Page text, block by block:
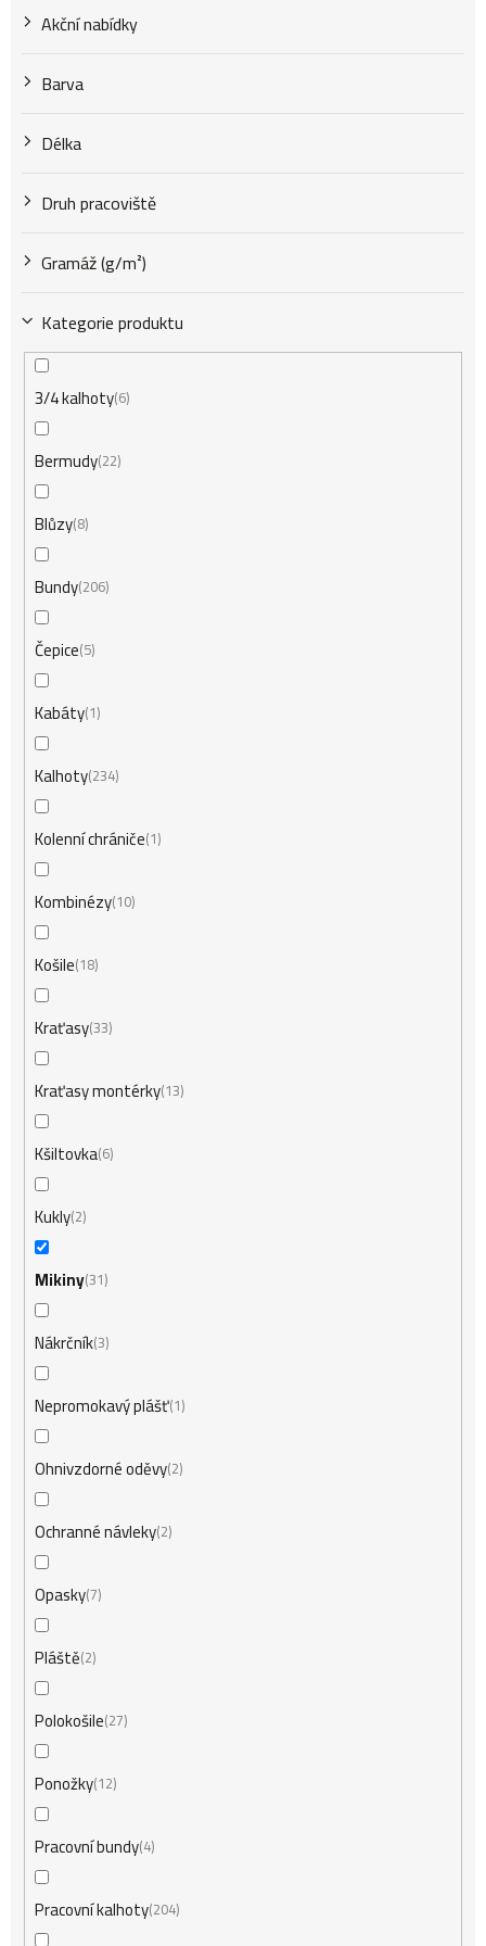
k
ů
Akční nabídky
Barva
Délka
Druh pracoviště
Gramáž (g/m²)
Kategorie produktu
3/4 kalhoty 6
Bermudy 22
Blůzy 8
Bundy 206
Čepice 5
Kabáty 1
Kalhoty 234
Kolenní chrániče 1
Kombinézy 10
Košile 18
Kraťasy33
Kraťasy montérky 13
Kšiltovka 6
Kukly 2
Mikiny31
Nákrčník3
Nepromokavý plášť 1
Ohnivzdorné oděvy 2
Ochranné návleky 2
Opasky7
Pláště 2
Polokošile 27
Ponožky 12
Pracovní bundy 4
Pracovní kalhoty 204